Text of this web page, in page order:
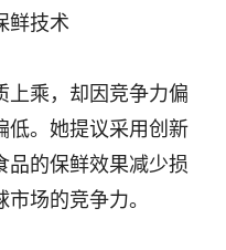
鲜技术
上乘，却因竞争力偏
低。她提议采用创新
品的保鲜效果减少损
场的竞争力。